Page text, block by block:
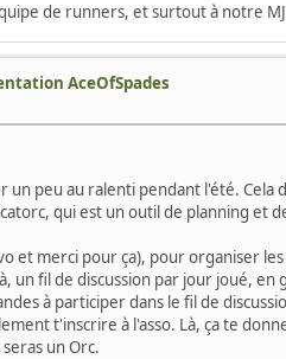
de runners, et surtout à notre
AceOfSpades
peu au ralenti pendant l'été.
qui est un outil de planning
et merci pour ça), pour organiser
un fil de discussion par jour joué,
à participer dans le fil de
t'inscrire à l'asso. Là, ça te
un Orc.